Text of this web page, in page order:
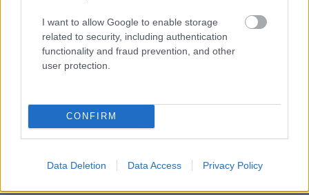
I want to allow Google to enable storage
related to security, including authentication
functionality and fraud prevention, and other
user protection.
CONFIRM
Data Deletion Data Access Privacy Policy